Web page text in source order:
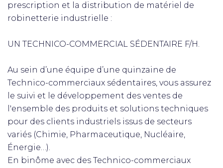
prescription et la distribution de matériel de
robinetterie industrielle :
UN TECHNICO-COMMERCIAL SÉDENTAIRE F/H.
Au sein d’une équipe d’une quinzaine de
Technico-commerciaux sédentaires, vous assurez
le suivi et le développement des ventes de
l'ensemble des produits et solutions techniques
pour des clients industriels issus de secteurs
variés (Chimie, Pharmaceutique, Nucléaire,
Énergie…).
En binôme avec des Technico-commerciaux